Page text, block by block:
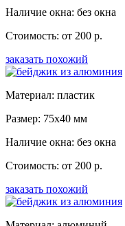
Наличие окна: без окна
Стоимость: от 200 р.
заказать похожий
Материал: пластик
Размер: 75x40 мм
Наличие окна: без окна
Стоимость: от 200 р.
заказать похожий